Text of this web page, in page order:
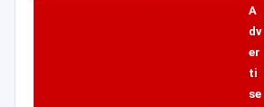
A
dv
er
ti
se